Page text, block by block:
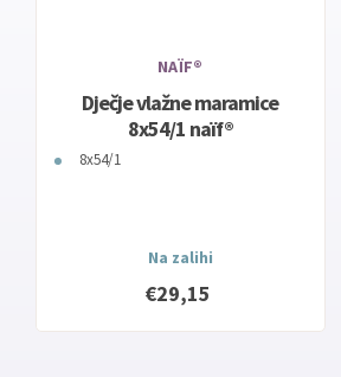
NAÏF®
Dječje vlažne maramice
8x54/1 naïf®
8x54/1
Na zalihi
€29,15